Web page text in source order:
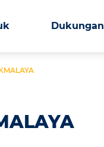
Dukungan